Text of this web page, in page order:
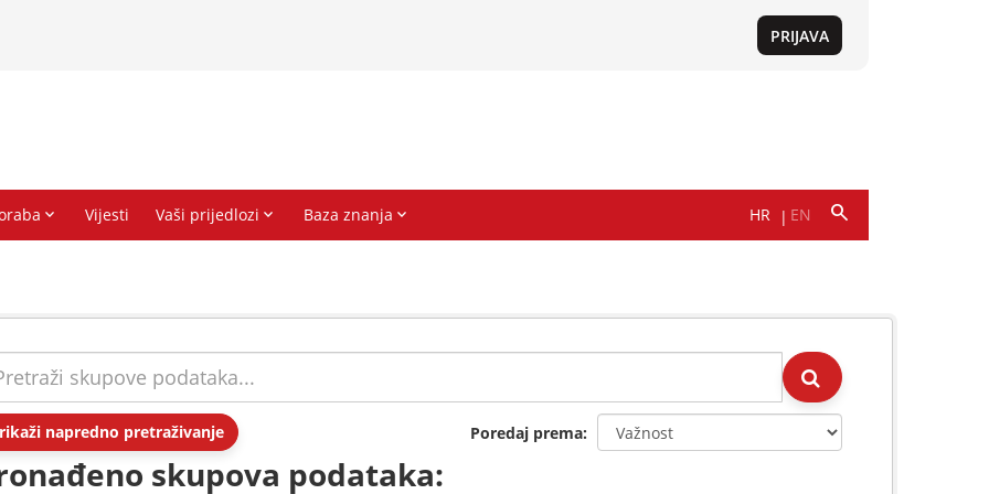
napredno pretraživanje Poredaj prema
skupova podataka: